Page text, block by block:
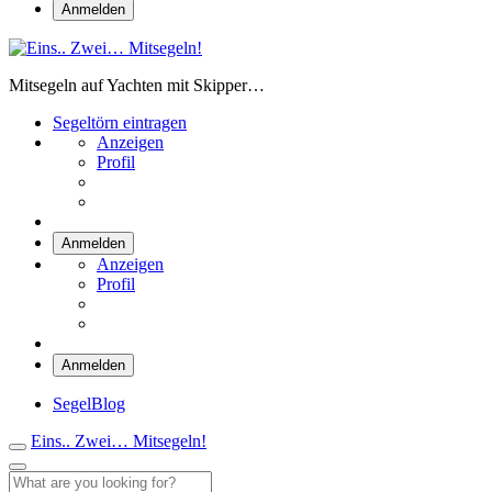
Anmelden
Mitsegeln auf Yachten mit Skipper…
Segeltörn eintragen
Anzeigen
Profil
Anmelden
Anzeigen
Profil
Anmelden
SegelBlog
Eins.. Zwei… Mitsegeln!